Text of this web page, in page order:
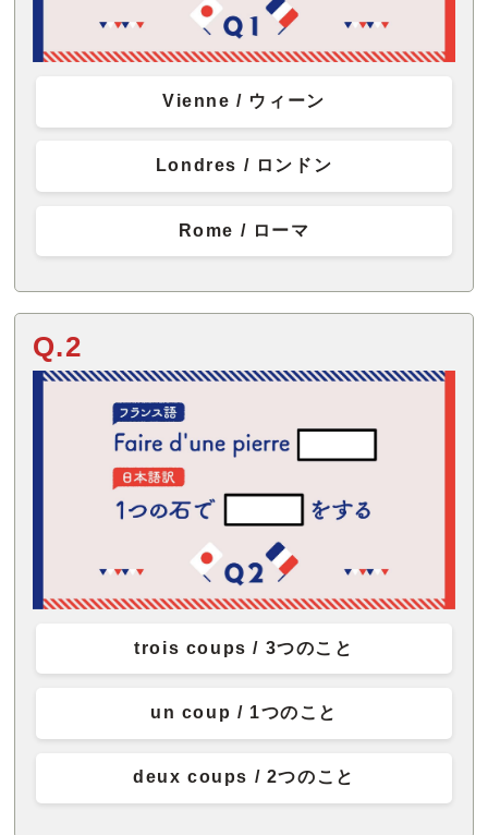
Vienne / ウィーン
Londres / ロンドン
Rome / ローマ
Q.2
trois coups / 3つのこと
un coup / 1つのこと
deux coups / 2つのこと